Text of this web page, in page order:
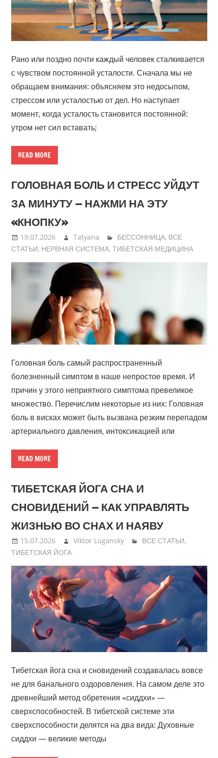
Рано или поздно почти каждый человек сталкивается
с чувством постоянной усталости. Сначала мы не
обращаем внимания: объясняем это недосыпом,
стрессом или усталостью от дел. Но наступает
момент, когда усталость становится постоянной:
утром нет сил вставать;
READ MORE
ГОЛОВНАЯ БОЛЬ И СТРЕСС УЙДУТ
ЗА МИНУТУ — НАЖМИ НА ЭТУ
«КНОПКУ»
19.07.2026 Tatyana БЕССОННИЦА, ВСЕ
СТАТЬИ, НЕРВНАЯ СИСТЕМА, ТИБЕТСКАЯ МЕДИЦИНА
Головная боль самый распространенный
болезненный симптом в наше непростое время. И
причин у этого неприятного симптома превеликое
множество. Перечислим некоторые из них: Головная
боль в висках может быть вызвана резким перепадом
артериального давления, интоксикацией или
READ MORE
ТИБЕТСКАЯ ЙОГА СНА И
СНОВИДЕНИЙ — КАК УПРАВЛЯТЬ
ЖИЗНЬЮ ВО СНАХ И НАЯВУ
15.07.2026 Viktor Lugansky ВСЕ СТАТЬИ,
ТИБЕТСКАЯ ЙОГА
Тибетская йога сна и сновидений создавалась вовсе
не для банального оздоровления. На самом деле это
древнейший метод обретения «сиддхи» —
сверхспособностей. В тибетской системе эти
сверхспособности делятся на два вида: Духовные
сиддхи — великие методы